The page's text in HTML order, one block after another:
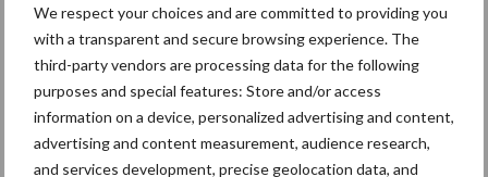
We respect your choices and are committed to providing you
with a transparent and secure browsing experience. The
third-party vendors are processing data for the following
purposes and special features: Store and/or access
information on a device, personalized advertising and content,
advertising and content measurement, audience research,
and services development, precise geolocation data, and
ForFarmers ziet volume en
marktaandeel groeien in
krimpende Nederlandse
markt